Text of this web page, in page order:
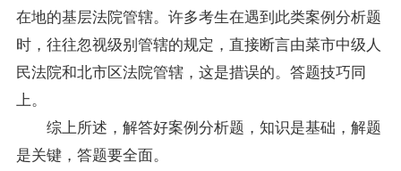
在地的基层法院管辖。许多考生在遇到此类案例分析题
时，往往忽视级别管辖的规定，直接断言由菜市中级人
民法院和北市区法院管辖，这是措误的。答题技巧同
上。
综上所述，解答好案例分析题，知识是基础，解题
是关键，答题要全面。